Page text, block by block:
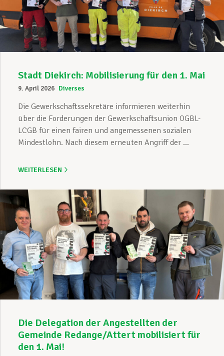
Unterstützung im Privatleben
Mitglied werden
Aktuell
Stadt Diekirch: Mobilisierung für den 1. Mai
9. April 2026 Diverses
Die Gewerkschaftssekretäre informieren weiterhin
über die Forderungen der Gewerkschaftsunion OGBL-
LCGB für einen fairen und angemessenen sozialen
Mindestlohn. Nach diesem erneuten Angriff der ...
WEITERLESEN
Die Delegation der Angestellten der
Gemeinde Redange/Attert mobilisiert für
den 1. Mai!